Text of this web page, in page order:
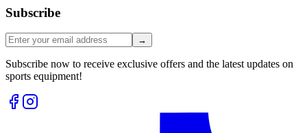
Subscribe
→
Subscribe now to receive exclusive offers and the latest updates on
sports equipment!